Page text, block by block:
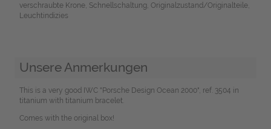
verschraubte Krone, Schnellschaltung, Originalzustand/Originalteile,
Leuchtindizies
Unsere Anmerkungen
This is a very good IWC "Porsche Design Ocean 2000", ref. 3504 in
titanium with titanium bracelet.
Comes with the original box!